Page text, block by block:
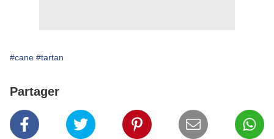
#cane #tartan
Partager